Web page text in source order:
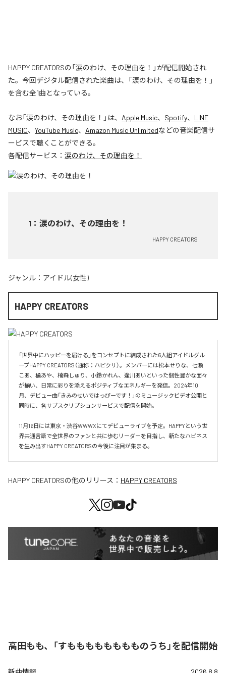
HAPPY CREATORSの「涙のわけ、その理由を！」が配信開始され
た。今回デジタル配信された楽曲は、「涙のわけ、その理由を！」
を含む全1曲となっている。
なお「涙のわけ、その理由を！ 」は、 Apple Music、 Spotify、 LINE
MUSIC、 YouTube Music、 Amazon Music Unlimitedなどの音楽配信サ
ービスで聴くことができる。
各配信サービス： 涙のわけ、その理由を！
1 ： 涙のわけ、その理由を！
HAPPY CREATORS
ジャンル： アイドル(女性)
HAPPY CREATORS
「世界中にハッピーを届ける」をコンセプトに結成された6人組アイドルグル
ープHAPPY CREATORS（通称：ハピクリ）。メンバーには松本せりな、七瀬
こあ、橘あや、楠森しゅり、小鈴かれん、逢川あいといった個性豊かな面々
が揃い、日常に彩りを添えるポジティブなエネルギーを発信。2024年10
月、デビュー曲「きみのせいではっぴーです！」のミュージックビデオ公開と
同時に、各サブスクリプションサービスで配信を開始。
11月16日には東京・渋谷WWWXにてデビューライブを予定。HAPPYという世
界共通言語で全世界のファンと共に歩むリーダーを目指し、新たなハピネス
を生み出すHAPPY CREATORSの今後に注目が集まる。
HAPPY CREATORSの他のリリース： HAPPY CREATORS
高田もも、「すもももももももものうち」を配信開始